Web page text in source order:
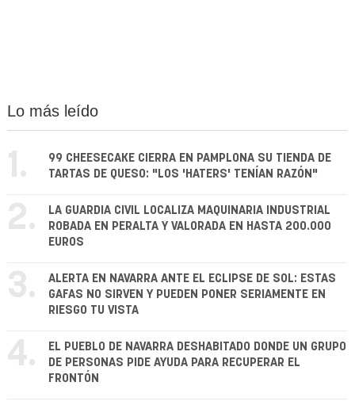
Lo más leído
1.
99 CHEESECAKE CIERRA EN PAMPLONA SU TIENDA DE
TARTAS DE QUESO: "LOS 'HATERS' TENÍAN RAZÓN"
2.
LA GUARDIA CIVIL LOCALIZA MAQUINARIA INDUSTRIAL
ROBADA EN PERALTA Y VALORADA EN HASTA 200.000
EUROS
3.
ALERTA EN NAVARRA ANTE EL ECLIPSE DE SOL: ESTAS
GAFAS NO SIRVEN Y PUEDEN PONER SERIAMENTE EN
RIESGO TU VISTA
4.
EL PUEBLO DE NAVARRA DESHABITADO DONDE UN GRUPO
DE PERSONAS PIDE AYUDA PARA RECUPERAR EL
FRONTÓN